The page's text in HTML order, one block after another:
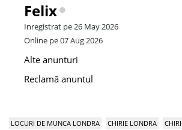
Felix
Inregistrat pe 26 May 2026
Online pe 07 Aug 2026
Alte anunturi
Reclamă anuntul
LOCURI DE MUNCA LONDRA CHIRIE LONDRA